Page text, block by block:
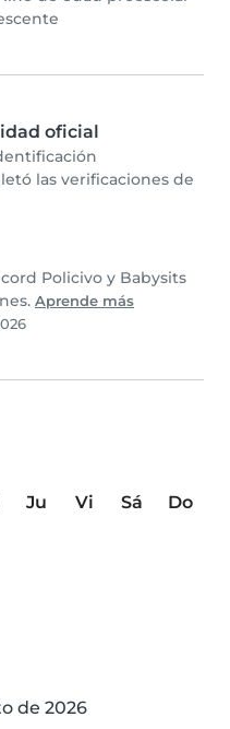
oficial
las verificaciones de
Policivo y Babysits
Aprende más
Ju Vi Sá
Do
de 2026